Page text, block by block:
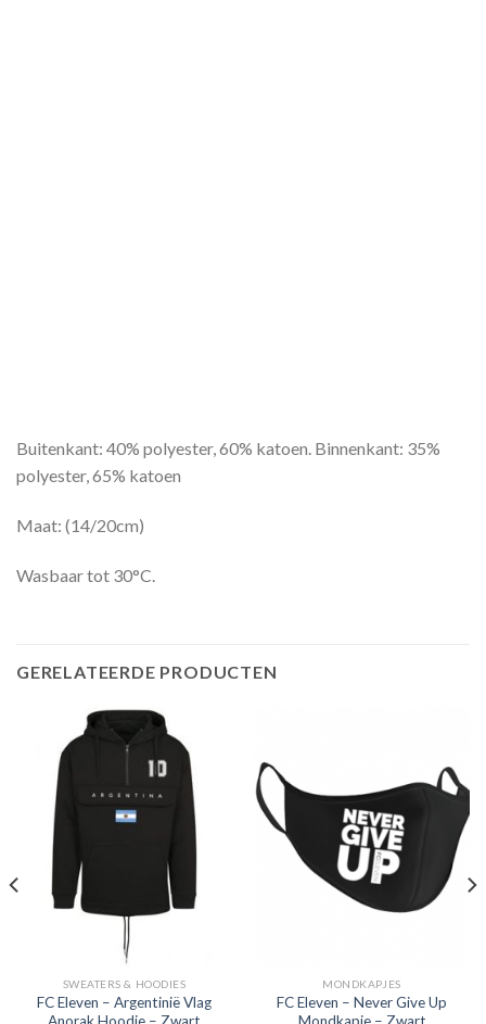
Buitenkant: 40% polyester, 60% katoen. Binnenkant: 35%
polyester, 65% katoen
Maat: (14/20cm)
Wasbaar tot 30°C.
GERELATEERDE PRODUCTEN
SWEATERS & HOODIES
FC Eleven – Argentinië Vlag
MONDKAPJES
FC Eleven – Never Give Up